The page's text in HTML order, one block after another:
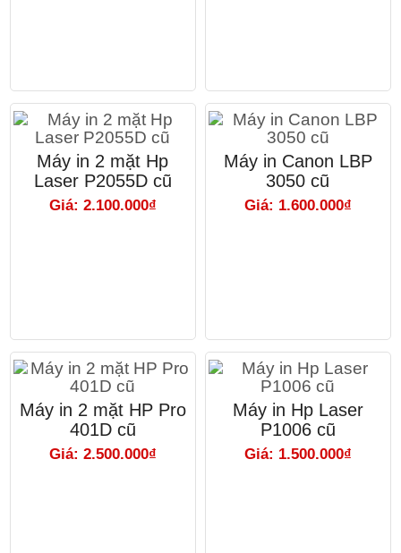
Máy in 2 mặt Hp
Laser P2055D cũ
Giá: 2.100.000₫
Máy in Canon LBP
3050 cũ
Giá: 1.600.000₫
Máy in 2 mặt HP Pro
401D cũ
Giá: 2.500.000₫
Máy in Hp Laser
P1006 cũ
Giá: 1.500.000₫